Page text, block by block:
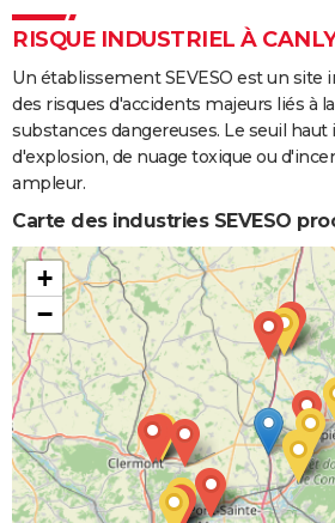
RISQUE INDUSTRIEL À
Un établissement SEVESO est un site
des risques d'accidents majeurs liés à
substances dangereuses. Le seuil
d'explosion, de nuage toxique ou
ampleur.
Carte des industries SEVESO
+
−